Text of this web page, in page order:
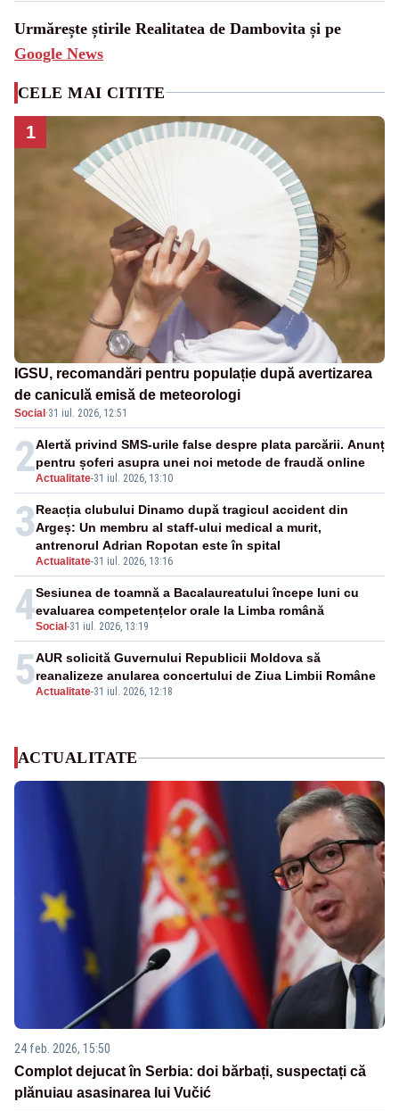
Urmărește știrile Realitatea de Dambovita și pe
Google News
CELE MAI CITITE
1
IGSU, recomandări pentru populație după avertizarea
de caniculă emisă de meteorologi
Social ·31 iul. 2026, 12:51
2Actualitate-31 iul. 2026, 13:10
Alertă privind SMS-urile false despre plata parcării. Anunț
pentru șoferi asupra unei noi metode de fraudă online
3
Actualitate-31 iul. 2026, 13:16
Reacția clubului Dinamo după tragicul accident din
Argeș: Un membru al staff-ului medical a murit,
antrenorul Adrian Ropotan este în spital
4Social -31 iul. 2026, 13:19
Sesiunea de toamnă a Bacalaureatului începe luni cu
evaluarea competențelor orale la Limba română
5Actualitate-31 iul. 2026, 12:18
AUR solicită Guvernului Republicii Moldova să
reanalizeze anularea concertului de Ziua Limbii Române
ACTUALITATE
24 feb. 2026, 15:50
Complot dejucat în Serbia: doi bărbați, suspectați că
plănuiau asasinarea lui Vučić